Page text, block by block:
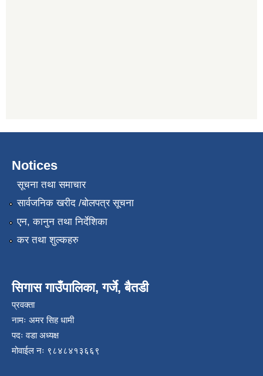
Notices
सूचना तथा समाचार
सार्वजनिक खरीद /बोलपत्र सूचना
एन, कानुन तथा निर्देशिका
कर तथा शुल्कहरु
सिगास गाउँपालिका, गर्जे, बैतडी
प्रवक्ता
नामः अमर सिह धामी
पदः वडा अध्यक्ष
मोवाईल न‌ः ९८४८४१३६६९